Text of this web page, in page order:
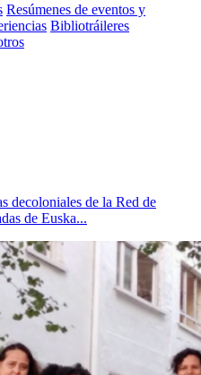
Resúmenes de eventos y
Bibliotráileres
decoloniales de la Red de
de Euska...